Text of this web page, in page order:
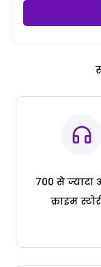
700 से ज्यादा
क्राइम